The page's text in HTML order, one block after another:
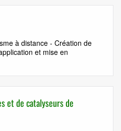
à distance - Création de
et mise en
et de catalyseurs de